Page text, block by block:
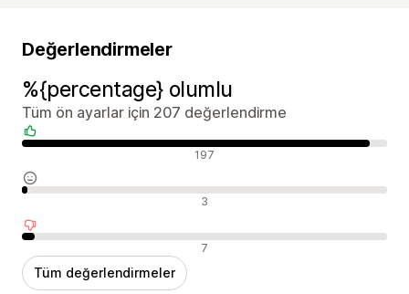
Değerlendirmeler
%{percentage} olumlu
Tüm ön ayarlar için 207 değerlendirme
Olumlu değerlendirmeler 197
Nötr değerlendirmeler 3
Olumsuz değerlendirmeler 7
Tüm değerlendirmeler